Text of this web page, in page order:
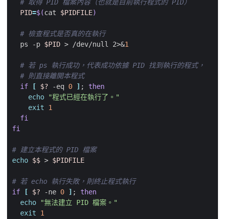
# 取得 PID 檔案內容（也就是目前執行程式的 PID）
PID=$(cat $PIDFILE)
# 檢查程式是否真的在執行
  ps -p
$PID > /dev/null 2>&1
# 若 ps 執行成功，代表成功依據 PID 找到執行的程式，
# 則直接離開本程式
if
[ $? -eq 0 ] ;
then
echo
"程式已經在執行了。"
exit
1
fi
fi
# 建立本程式的 PID 檔案
echo $$ > $PIDFILE
# 若 echo 執行失敗，則終止程式執行
if
[ $? -ne 0 ] ;
then
echo
"無法建立 PID 檔案。"
exit
1